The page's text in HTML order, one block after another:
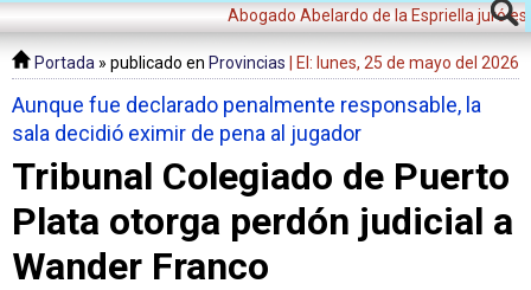
Abogado Abelardo de la Espriella juró este
Portada » publicado en Provincias | El: lunes, 25 de mayo del 2026
Aunque fue declarado penalmente responsable, la
sala decidió eximir de pena al jugador
Tribunal Colegiado de Puerto
Plata otorga perdón judicial a
Wander Franco